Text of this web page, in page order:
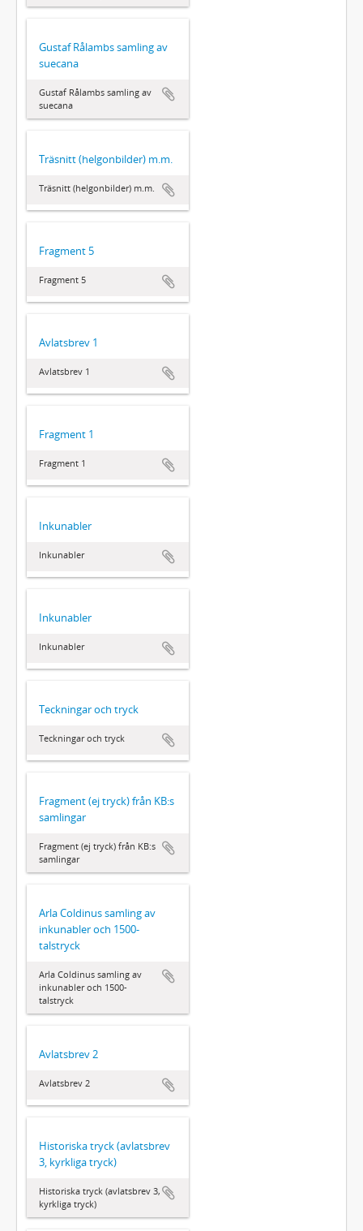
Gustaf Rålambs samling av
suecana
Gustaf Rålambs samling av
suecana
Träsnitt (helgonbilder) m.m.
Träsnitt (helgonbilder) m.m.
Fragment 5
Fragment 5
Avlatsbrev 1
Avlatsbrev 1
Fragment 1
Fragment 1
Inkunabler
Inkunabler
Inkunabler
Inkunabler
Teckningar och tryck
Teckningar och tryck
Fragment (ej tryck) från KB:s
samlingar
Fragment (ej tryck) från KB:s
samlingar
Arla Coldinus samling av
inkunabler och 1500-
talstryck
Arla Coldinus samling av
inkunabler och 1500-
talstryck
Avlatsbrev 2
Avlatsbrev 2
Historiska tryck (avlatsbrev
3, kyrkliga tryck)
Historiska tryck (avlatsbrev 3,
kyrkliga tryck)